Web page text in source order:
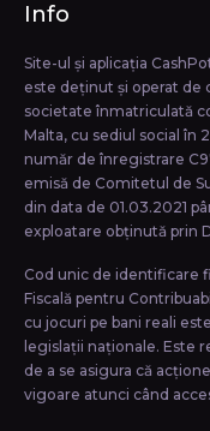
Info
Site-ul și aplicația
este deținut și operat
societate înmatriculată
Malta, cu sediul social în
număr de înregistrare
emisă de Comitetul de
din data de 01.03.2021
exploatare obținută prin
Cod unic de identificare
Fiscală pentru
cu jocuri pe bani reali
legislații naționale. Este
de a se asigura că
vigoare atunci când